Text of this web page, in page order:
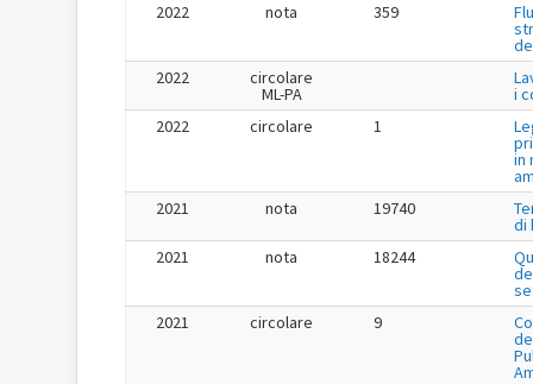
2022
nota 359
2022
circolare
ML-PA
i
2022
circolare 1
in
2021
nota 19740
di
2021
nota 18244
2021
circolare 9